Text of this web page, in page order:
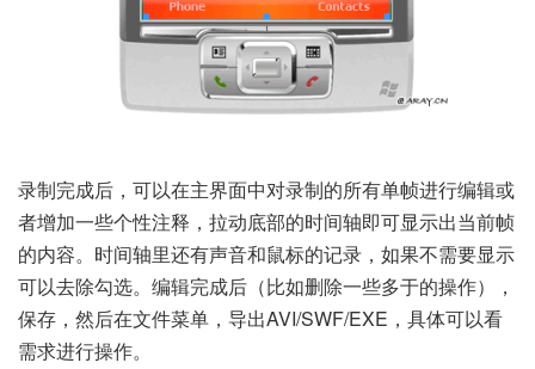
录制完成后，可以在主界面中对录制的所有单帧进行编辑或
者增加一些个性注释，拉动底部的时间轴即可显示出当前帧
的内容。时间轴里还有声音和鼠标的记录，如果不需要显示
可以去除勾选。编辑完成后（比如删除一些多于的操作），
保存，然后在文件菜单，导出AVI/SWF/EXE，具体可以看
需求进行操作。